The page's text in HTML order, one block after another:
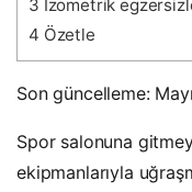
3 İzometrik
4 Özetle
Son güncelleme:
Spor salonuna
ekipmanlarıyla